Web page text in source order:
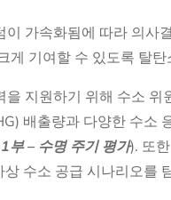
이 가속화됨에 따라 의사
게 기여할 수 있도록 탈
을 지원하기 위해 수소 위
배출량과 다양한 수소
1부 – 수명 주기 평가). 또
상 수소 공급 시나리오를